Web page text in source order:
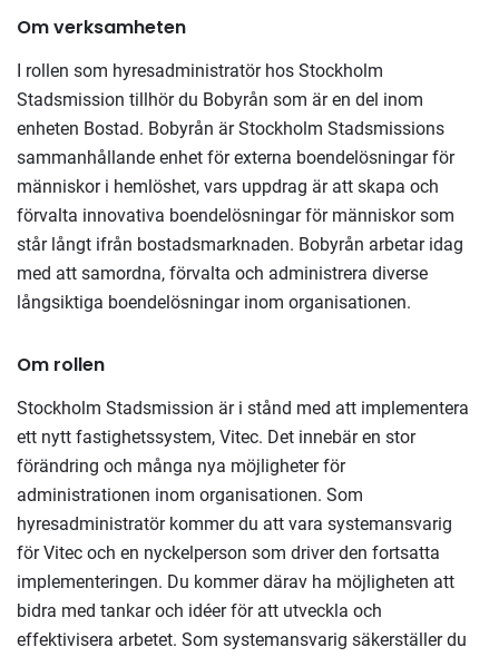
Om verksamheten
I rollen som hyresadministratör hos Stockholm
Stadsmission tillhör du Bobyrån som är en del inom
enheten Bostad. Bobyrån är Stockholm Stadsmissions
sammanhållande enhet för externa boendelösningar för
människor i hemlöshet, vars uppdrag är att skapa och
förvalta innovativa boendelösningar för människor som
står långt ifrån bostadsmarknaden. Bobyrån arbetar idag
med att samordna, förvalta och administrera diverse
långsiktiga boendelösningar inom organisationen.
Om rollen
Stockholm Stadsmission är i stånd med att implementera
ett nytt fastighetssystem, Vitec. Det innebär en stor
förändring och många nya möjligheter för
administrationen inom organisationen. Som
hyresadministratör kommer du att vara systemansvarig
för Vitec och en nyckelperson som driver den fortsatta
implementeringen. Du kommer därav ha möjligheten att
bidra med tankar och idéer för att utveckla och
effektivisera arbetet. Som systemansvarig säkerställer du